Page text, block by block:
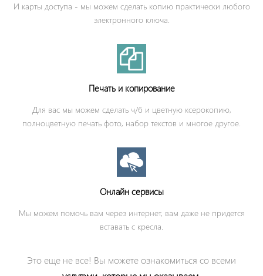
И карты доступа - мы можем сделать копию практически любого
электронного ключа.
Печать и копирование
Для вас мы можем сделать ч/б и цветную ксерокопию,
полноцветную печать фото, набор текстов и многое другое.
Онлайн сервисы
Мы можем помочь вам через интернет, вам даже не придется
вставать с кресла.
Это еще не все! Вы можете ознакомиться со всеми